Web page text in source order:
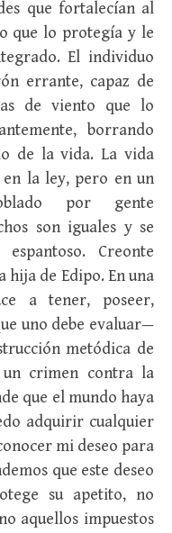
que fortalecían al
que lo protegía y le
El individuo
errante, capaz de
de viento que lo
borrando
de la vida. La vida
en la ley, pero en un
por gente
son iguales y se
Creonte
hija de Edipo. En una
a tener, poseer,
uno debe evaluar—
metódica de
crimen contra la
que el mundo haya
adquirir cualquier
mi deseo para
que este deseo
su apetito, no
aquellos impuestos